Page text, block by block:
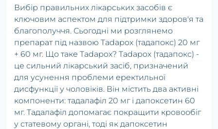
Вибір правильних лікарських засобів є
ключовим аспектом для підтримки здоров'я та
благополуччя. Сьогодні ми розглянемо
препарат під назвою Tadapox (тадапокс) 20 мг
+ 60 мг. Що таке Tadapox? Tadapox (тадапокс) -
це сильний лікарський засіб, призначений
для усунення проблеми еректильної
дисфункції у чоловіків. Він містить два активні
компоненти: тадалафіл 20 мг і дапоксетин 60
мг. Тадалафіл допомагає покращити кровообіг
у статевому органі, тоді як дапоксетин